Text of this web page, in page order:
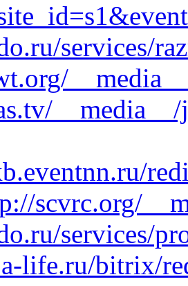
services/
scvrc.org/
services/
life.ru/bitrix/